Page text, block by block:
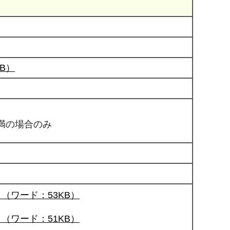
の場合のみ
ワード：53KB）
ワード：51KB）